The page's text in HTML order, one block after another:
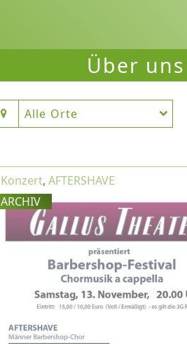
Über uns
Alle Orte
Konzert, AFTERSHAVE
ARCHIV